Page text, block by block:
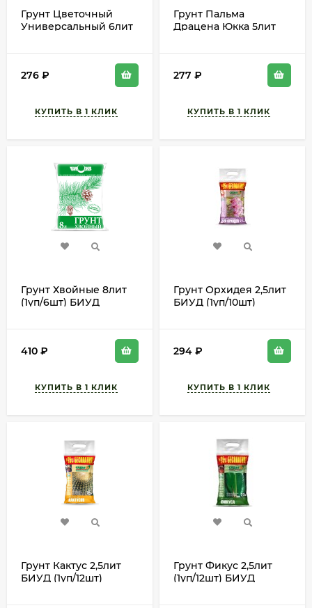
Грунт Цветочный
Универсальный 6лит
276 ₽
Грунт Пальма
Драцена Юкка 5лит
277 ₽
Грунт Хвойные 8лит
(1уп/6шт) БИУД
410 ₽
Грунт Орхидея 2,5лит
БИУД (1уп/10шт)
294 ₽
Грунт Кактус 2,5лит
БИУД (1уп/12шт)
Грунт Фикус 2,5лит
(1уп/12шт) БИУД